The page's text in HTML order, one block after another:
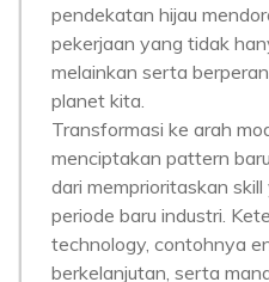
pendekatan hijau
pekerjaan yang tidak
melainkan serta
planet kita.
Transformasi ke arah
menciptakan pattern
dari memprioritaskan
periode baru industri.
technology, contohnya
berkelanjutan, serta